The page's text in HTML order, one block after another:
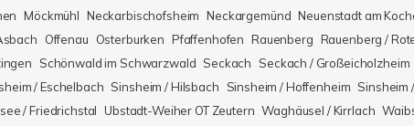
Möckmühl Neckarbischofsheim Neckargemünd Neuenstadt am
Offenau Osterburken Pfaffenhofen Rauenberg Rauenberg /
Schönwald im Schwarzwald Seckach Seckach / Großeicholzheim
/ Eschelbach Sinsheim / Hilsbach Sinsheim / Hoffenheim Sinsheim
/ Friedrichstal Ubstadt-Weiher OT Zeutern Waghäusel / Kirrlach